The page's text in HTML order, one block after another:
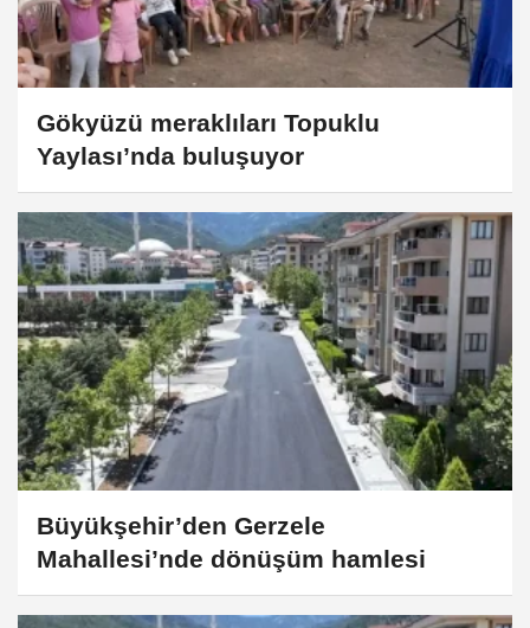
Gökyüzü meraklıları Topuklu
Yaylası’nda buluşuyor
Büyükşehir’den Gerzele
Mahallesi’nde dönüşüm hamlesi